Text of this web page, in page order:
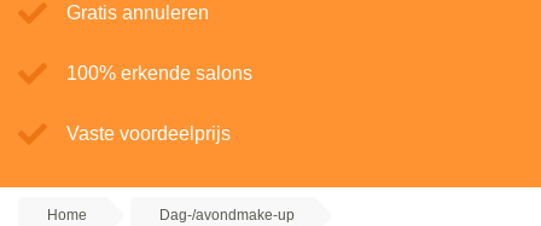
Gratis annuleren
100% erkende salons
Vaste voordeelprijs
Home Dag-/avondmake-up